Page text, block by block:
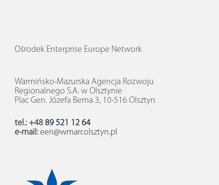
Ośrodek Enterprise Europe Network
Warmińsko-Mazurska Agencja Rozwoju
Regionalnego S.A. w Olsztynie
Plac Gen. Józefa Bema 3, 10-516 Olsztyn
tel.: +48 89 521 12 64
e-mail: een@wmarr.olsztyn.pl